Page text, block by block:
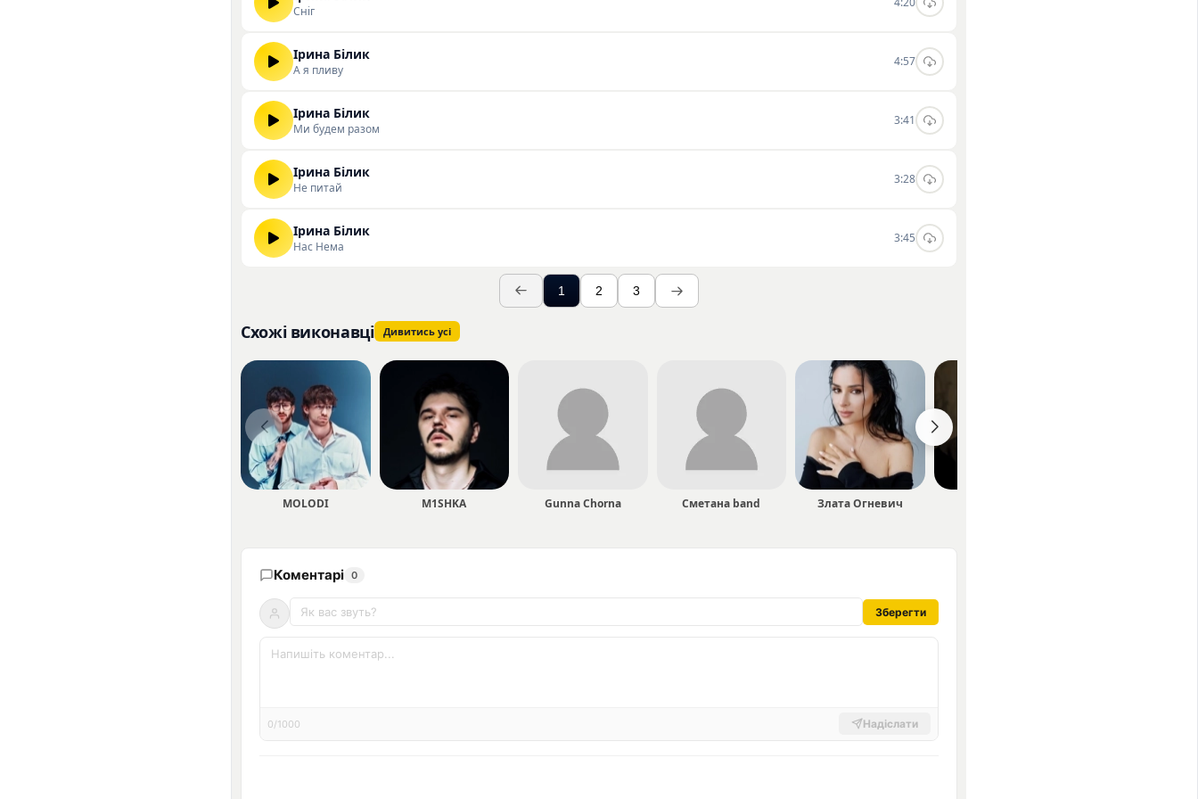
Сніг
Ірина Білик
А я пливу
4:57
Ірина Білик
Ми будем разом
3:41
Ірина Білик
Не питай
3:28
Ірина Білик
Нас Нема
3:45
1 2 3
Схожі виконавці Дивитись усі
MOLODI M1SHKA Gunna Chorna Сметана band Злата Огневич
Коментарі 0
Зберегти
0/1000 Надіслати